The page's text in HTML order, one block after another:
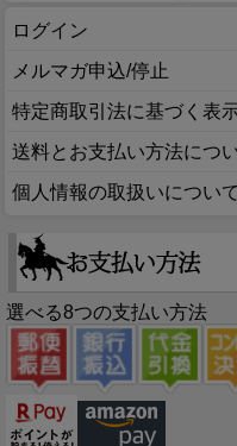
ログイン
メルマガ申込/停止
特定商取引法に基づく表
送料とお支払い方法につ
個人情報の取扱いについて
選べる8つの支払い方法